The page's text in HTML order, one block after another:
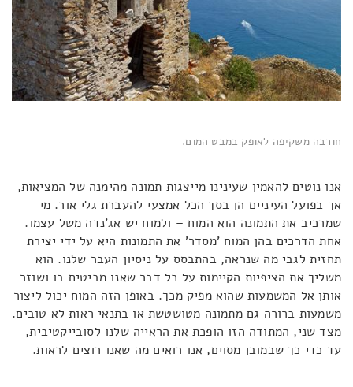
חורבה משקיפה לאופק במבט המום.
אנו נוטים להאמין שעינינו מייצגות תמונה מהימנה של המציאות,
אך בפועל העיניים הן בסך הכל אמצעי להעברת גלי אור. מי
שמרכיב את התמונה הוא המוח – ולמוח יש אג'נדה משל עצמו.
אחת הדרכים בהן המוח 'מסדר' את התמונות היא על ידי יצירת
תחזית לגבי מה שנראה, בהתבסס על ניסיון העבר שלנו. הוא
משליך את הציפיות הקיימות על כל דבר שאנו מביטים בו ושוזר
אותן אל המשמעות שהוא מפיק מכך. באופן הזה המוח יכול ליצור
משמעות ברורה גם מתמונה מטושטשת או בתנאי ראות לא טובים.
מצד שני, המתודה הזו הופכת את הראייה שלנו לסובייקטיבית,
עד כדי כך שבמובן מסוים, אנו רואים מה שאנו רוצים לראות.